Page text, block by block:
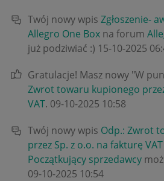
Twój nowy wpis Zgłoszenie-
Allegro One Box na forum
już podziwiać :) ‎15-10-2025
Gratulacje! Masz nowy "W
Zwrot towaru kupionego
VAT. ‎09-10-2025 10:58
Twój nowy wpis Odp.: Zwrot
przez Sp. z o.o. na fakturę VAT
Początkujący sprzedawcy
‎09-10-2025 10:54